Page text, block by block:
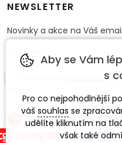
NEWSLETTER
Novinky a akce na Váš
zpracováním
Aby se Vám
s
Pro co nejpohodlnější
váš souhlas se
udělíte kliknutím na
však také